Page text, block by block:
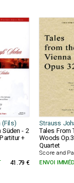
(Fils) Strauss
Süden - 2
+
Tales From
Woods
Quartet
Score and
41.79 € ENVOI